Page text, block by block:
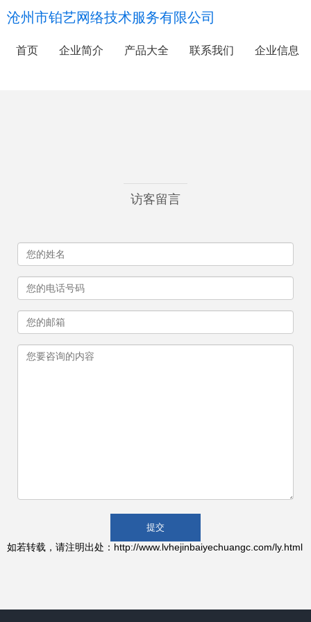
沧州市铂艺网络技术服务有限公司
首页 企业简介 产品大全 联系我们 企业信息
访客留言
如若转载，请注明出处：http://www.lvhejinbaiyechuangc.com/ly.html